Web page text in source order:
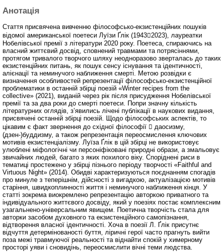
Анотація
Стаття присвячена вивченню філософсько-екзистенційних пошуків
відомої американської поетеси Луїзи Ґлік (19432023), лауреатки
Нобелівської премії з літератури 2020 року. Поетеса, спираючись на
власний життєвий досвід, сповнений травмами та потрясіннями,
протягом тривалого творчого шляху неодноразово зверталась до таких
екзистенційних питань, як пошук сенсу існування та ідентичності,
алієнації та неминучого наближення смерті. Метою розвідки є
визначення особливостей репрезентації філософсько-екзистенційної
проблематики в останній збірці поезій «Winter recipes from the
collective» (2021), виданій через рік після присудження Нобелівської
премії та за два роки до смерті поетеси. Попри значну кількість
літературних оглядів, з’явились лічені публікації в наукових видання,
присвячені останній збірці поезій. Щодо філософських аспектів, то
цікавим є факт звернення до східної філософії  даосизму,
(дзен-)буддизму, а також репрезентація переосмислення ключових
мотивів екзистенціалізму. Луїза Ґлік в цій збірці не використовує
улюблені міфологічні чи персоніфіковані природні образи, а змальовує
звичайних людей, багато з яких похилого віку. Споріднені риси в
тематиці простежено у збірці пізнього періоду творчості «Faithful and
Virtuous Night» (2014). Обидві характеризуються поєднанням спогадів
про минуле з теперішнім, дійсності з вигадкою, актуалізацією мотивів
старіння, швидкоплинності життя і неминучого наближення кінця. У
статті зокрема виокремлено репрезентацію авторкою приватного та
індивідуального життєвого досвіду, який у поезіях постає комплексним
узагальнено-універсальним явищем. Поетична творчість стала для
авторки засобом духовного та екзистенційного самопізнання,
відтворення власної ідентичності. Хоча в поезії Л. Ґлік присутнє
відчуття детермінованості буття, ліричні герої часто прагнуть вийти
поза межі травмуючої реальності та віднайти спокій у химерному
просторі уяви і сновидінь, переосмислити вічні теми людства.